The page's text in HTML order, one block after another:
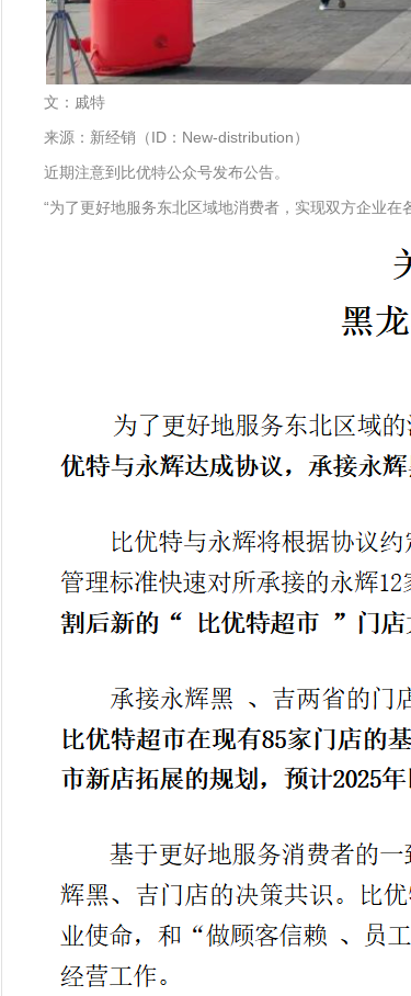
文：戚特
来源：新经销（ID：New-distribution）
近期注意到比优特公众号发布公告。
“为了更好地服务东北区域地消费者，实现双方企业